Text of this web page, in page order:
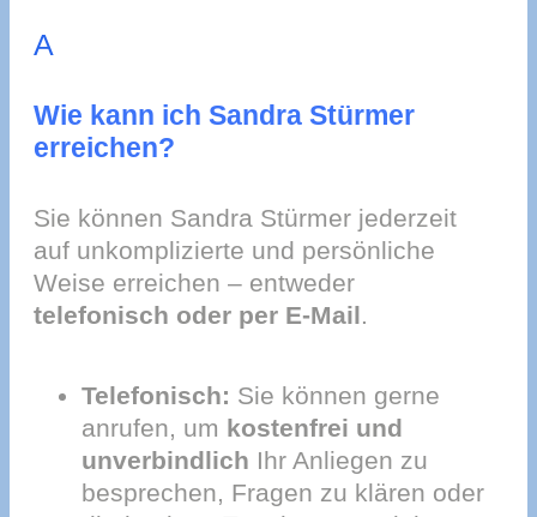
A
Wie kann ich Sandra Stürmer
erreichen?
Sie können Sandra Stürmer jederzeit
auf unkomplizierte und persönliche
Weise erreichen – entweder
telefonisch oder per E-Mail
Telefonisch: Sie können gerne
anrufen, um kostenfrei und
unverbindlich Ihr Anliegen zu
besprechen, Fragen zu klären oder